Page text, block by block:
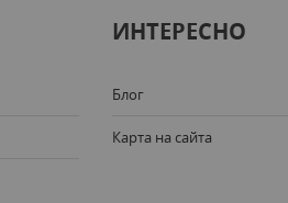
ИНТЕРЕСНО
Блог
Карта на сайта